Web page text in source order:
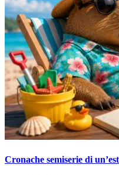
Cronache semiserie di